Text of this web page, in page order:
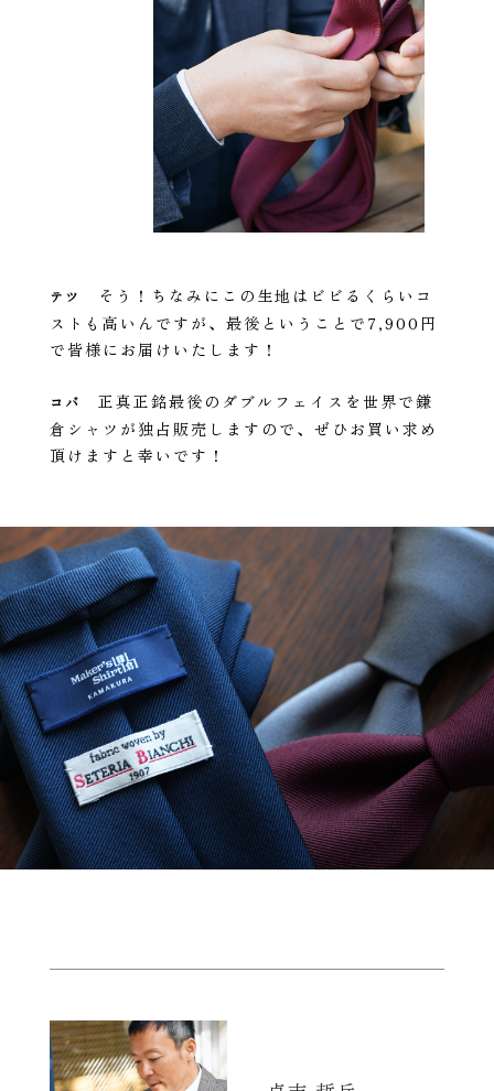
テツ
そう！ちなみにこの生地はビビるくらいコ
ストも高いんですが、最後ということで7,900円
で皆様にお届けいたします！
コバ
正真正銘最後のダブルフェイスを世界で鎌
倉シャツが独占販売しますので、ぜひお買い求め
頂けますと幸いです！